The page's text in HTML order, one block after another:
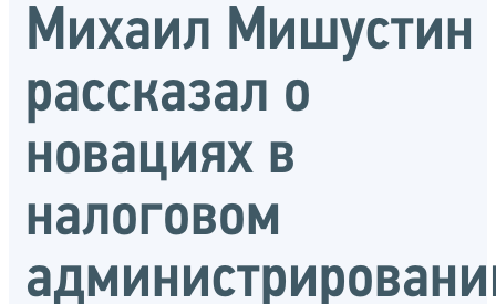
Михаил Мишустин
рассказал о
новациях в
налоговом